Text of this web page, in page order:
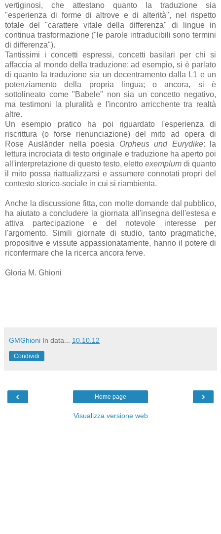
vertiginosi, che attestano quanto la traduzione sia
"esperienza di forme di altrove e di alterità", nel rispetto
totale del "carattere vitale della differenza" di lingue in
continua trasformazione ("le parole intraducibili sono termini
di differenza").
Tantissimi i concetti espressi, concetti basilari per chi si
affaccia al mondo della traduzione: ad esempio, si è parlato
di quanto la traduzione sia un decentramento dalla L1 e un
potenziamento della propria lingua; o ancora, si è
sottolineato come "Babele" non sia un concetto negativo,
ma testimoni la pluralità e l'incontro arricchente tra realtà
altre.
Un esempio pratico ha poi riguardato l'esperienza di
riscrittura (o forse rienunciazione) del mito ad opera di
Rose Ausländer nella poesia Orpheus und Eurydike: la
lettura incrociata di testo originale e traduzione ha aperto poi
all'interpretazione di questo testo, eletto exemplum di quanto
il mito possa riattualizzarsi e assumere connotati propri del
contesto storico-sociale in cui si riambienta.
Anche la discussione fitta, con molte domande dal pubblico,
ha aiutato a concludere la giornata all'insegna dell'estesa e
attiva partecipazione e del notevole interesse per
l'argomento. Simili giornate di studio, tanto pragmatiche,
propositive e vissute appassionatamente, hanno il potere di
riconfermare che la ricerca ancora ferve.
Gloria M. Ghioni
GMGhioni In data... 10.10.12
Condividi
‹ ›
Home page
Visualizza versione web